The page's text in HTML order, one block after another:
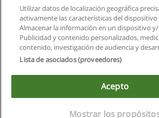
Privacidad de datos
Contactar con Educaedu
Copyright © Educaedu Business S.L. - CIF :
Utilizar datos de localización geográfica
activamente las características del
Almacenar la información en un dispositivo y/
Publicidad y contenido personalizados,
contenido, investigación de audiencia y
Lista de asociados (proveedores)
Acepto
Mostrar los